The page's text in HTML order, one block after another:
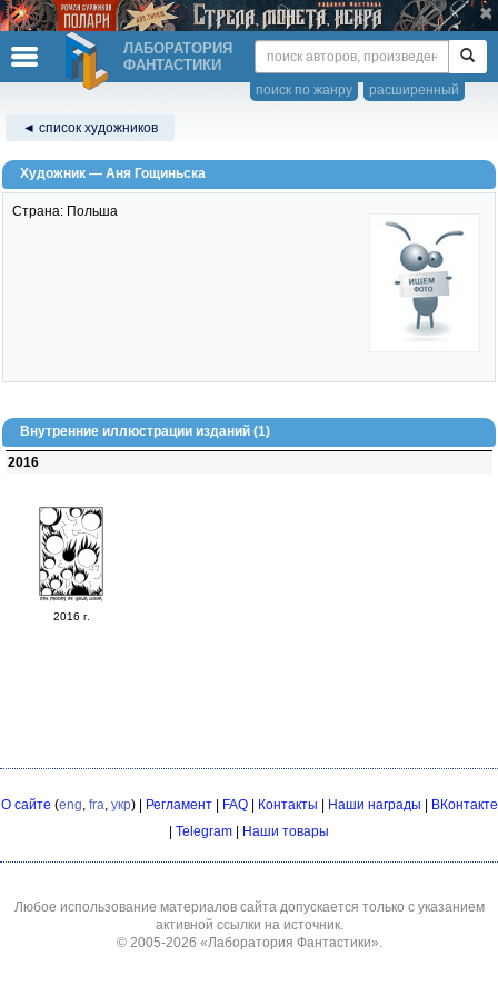
ЛАБОРАТОРИЯ
ФАНТАСТИКИ
расширенный
поиск по жанру
◄ список художников
Художник — Аня Гощиньска
Страна: Польша
Внутренние иллюстрации изданий (1)
2016
2016 г.
О сайте (eng, fra, укр) | Регламент| FAQ| Контакты Наши награды
ВКонтакте
Telegram Наши товары
Любое использование материалов сайта допускается только с указанием
активной ссылки на источник.
© 2005-2026 «Лаборатория Фантастики».